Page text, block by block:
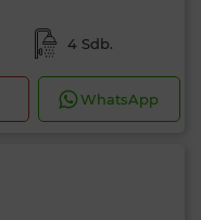
4 Sdb.
WhatsApp